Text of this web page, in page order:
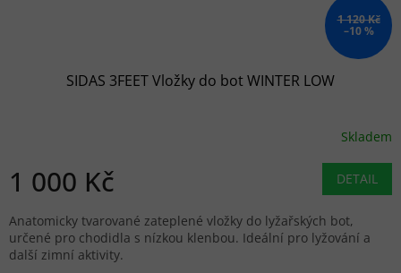
1 120 Kč
–10 %
SIDAS 3FEET Vložky do bot WINTER LOW
Skladem
1 000 Kč DETAIL
Anatomicky tvarované zateplené vložky do lyžařských bot,
určené pro chodidla s nízkou klenbou. Ideální pro lyžování a
další zimní aktivity.